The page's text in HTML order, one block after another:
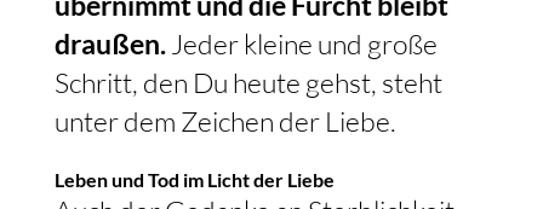
draußen. Jeder kleine und große
Schritt, den Du heute gehst, steht
unter dem Zeichen der Liebe.
Leben und Tod im Licht der Liebe